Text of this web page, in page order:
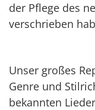
der Pflege des
verschrieben
Unser großes
Genre und
bekannten